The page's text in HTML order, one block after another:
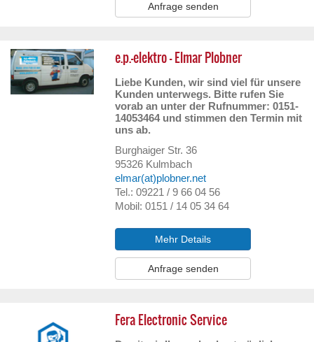
Anfrage senden
e.p.-elektro – Elmar Plobner
Liebe Kunden, wir sind viel für unsere
Kunden unterwegs. Bitte rufen Sie
vorab an unter der Rufnummer: 0151-
14053464 und stimmen den Termin mit
uns ab.
Burghaiger Str. 36
95326 Kulmbach
elmar(at)plobner.net
Tel.: 09221 / 9 66 04 56
Mobil: 0151 / 14 05 34 64
Mehr Details
Anfrage senden
Fera Electronic Service